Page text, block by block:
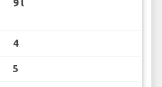
9 l
4
5